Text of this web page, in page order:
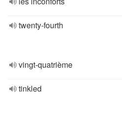
twenty-fourth
vingt-quatrième
tinkled